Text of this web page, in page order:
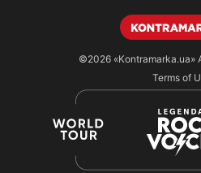
©2026 «Kontramarka.ua»
Terms of